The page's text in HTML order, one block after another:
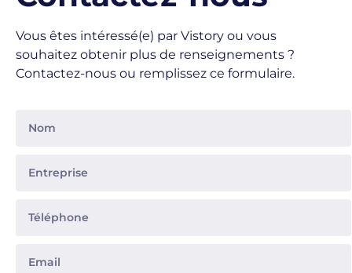
Vous êtes intéressé(e) par Vistory ou vous
souhaitez obtenir plus de renseignements ?
Contactez-nous ou remplissez ce formulaire.